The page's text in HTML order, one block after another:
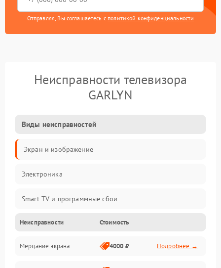
Отправляя, Вы соглашаетесь с политикой конфиденциальности
Неисправности телевизора
GARLYN
Виды неисправностей
Экран и изображение
Электроника
Smart TV и программные сбои
Питание и запуск
Подсветка и LED-модули
Неисправности Стоимость
Мерцание экрана 4000 ₽ Подробнее →